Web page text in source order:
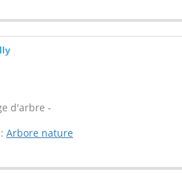
d'arbre -
Arbore nature